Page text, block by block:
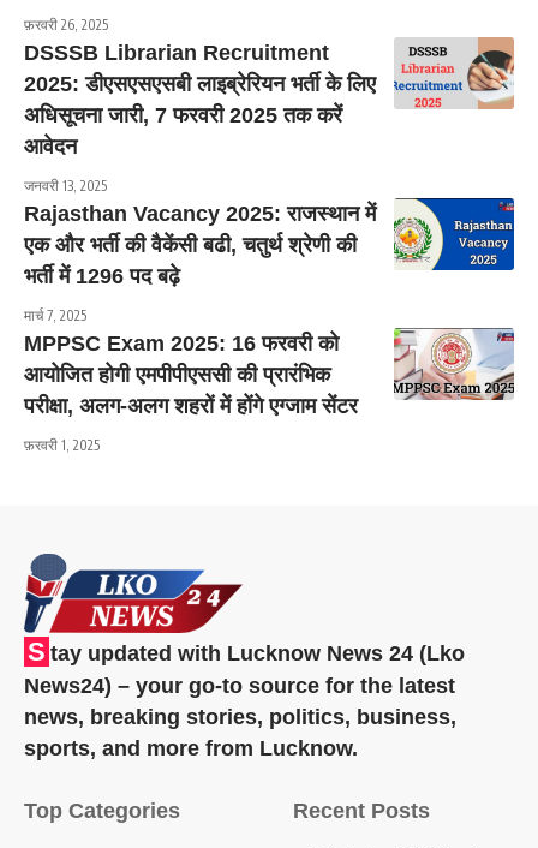
फ़रवरी 26, 2025
DSSSB Librarian Recruitment
2025: डीएसएसएसबी लाइब्रेरियन भर्ती के लिए
अधिसूचना जारी, 7 फरवरी 2025 तक करें
आवेदन
जनवरी 13, 2025
Rajasthan Vacancy 2025: राजस्थान में
एक और भर्ती की वैकेंसी बढी, चतुर्थ श्रेणी की
भर्ती में 1296 पद बढ़े
मार्च 7, 2025
MPPSC Exam 2025: 16 फरवरी को
आयोजित होगी एमपीपीएससी की प्रारंभिक
परीक्षा, अलग-अलग शहरों में होंगे एग्जाम सेंटर
फ़रवरी 1, 2025
S tay updated with Lucknow News 24 (Lko
News24) – your go-to source for the latest
news, breaking stories, politics, business,
sports, and more from Lucknow.
Top Categories Recent Posts